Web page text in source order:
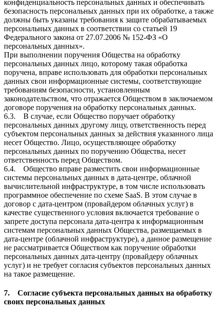
конфиденциальность персональных данных и обеспечивать
безопасность персональных данных при их обработке, а также
должны быть указаны требования к защите обрабатываемых
персональных данных в соответствии со статьей 19
Федерального закона от 27.07.2006 № 152-ФЗ «О
персональных данных».
При выполнении поручения Общества на обработку
персональных данных лицо, которому такая обработка
поручена, вправе использовать для обработки персональных
данных свои информационные системы, соответствующие
требованиям безопасности, установленным
законодательством, что отражается Обществом в заключаемом
договоре поручения на обработку персональных данных.
6.3. В случае, если Общество поручает обработку
персональных данных другому лицу, ответственность перед
субъектом персональных данных за действия указанного лица
несет Общество. Лицо, осуществляющее обработку
персональных данных по поручению Общества, несет
ответственность перед Обществом.
6.4. Общество вправе разместить свои информационные
системы персональных данных в дата-центре, облачной
вычислительной инфраструктуре, в том числе использовать
программное обеспечение по схеме SaaS. В этом случае в
договор с дата-центром (провайдером облачных услуг) в
качестве существенного условия включается требование о
запрете доступа персонала дата-центра к информационным
системам персональных данных Общества, размещаемых в
дата-центре (облачной инфраструктуре), а данное размещение
не рассматривается Обществом как поручение обработки
персональных данных дата-центру (провайдеру облачных
услуг) и не требует согласия субъектов персональных данных
на такое размещение.
7. Согласие субъекта персональных данных на обработку
своих персональных данных